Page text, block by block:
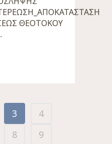
ΘΕΟΤΟΚΟΥ
3
4
8
9